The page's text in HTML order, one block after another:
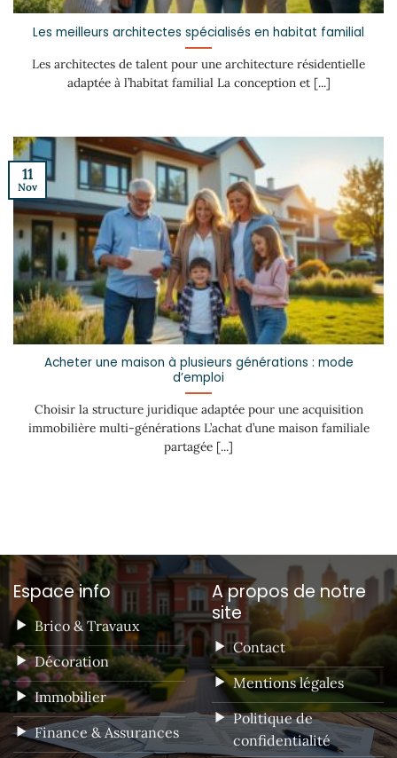
Les meilleurs architectes spécialisés en habitat familial
Les architectes de talent pour une architecture résidentielle
adaptée à l’habitat familial La conception et [...]
Acheter une maison à plusieurs générations : mode
d’emploi
Choisir la structure juridique adaptée pour une acquisition
immobilière multi-générations L’achat d’une maison familiale
partagée [...]
11
Nov
Espace info
Brico & Travaux
Décoration
Immobilier
Finance & Assurances
A propos de notre
site
Contact
Mentions légales
Politique de
confidentialité